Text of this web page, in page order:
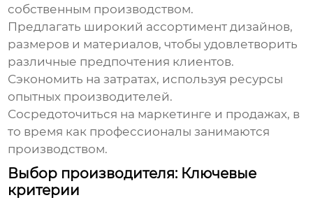
собственным производством.
Предлагать широкий ассортимент дизайнов,
размеров и материалов, чтобы удовлетворить
различные предпочтения клиентов.
Сэкономить на затратах, используя ресурсы
опытных производителей.
Сосредоточиться на маркетинге и продажах, в
то время как профессионалы занимаются
производством.
Выбор производителя: Ключевые
критерии